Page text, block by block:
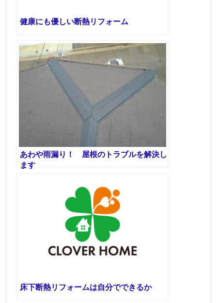
健康にも優しい断熱リフォーム
あわや雨漏り！ 屋根のトラブルを解決し
ます
床下断熱リフォームは自分でできるか